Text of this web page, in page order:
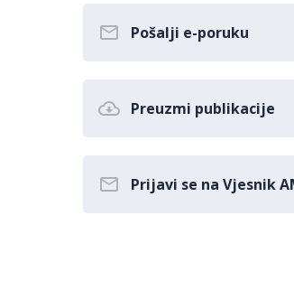
Pošalji e-poruku
Preuzmi publikacije
Prijavi se na Vjesnik